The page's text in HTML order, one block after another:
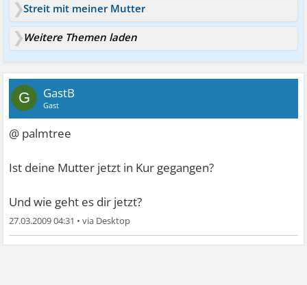
Streit mit meiner Mutter
Weitere Themen laden
G GastB
Gast
@ palmtree
Ist deine Mutter jetzt in Kur gegangen?
Und wie geht es dir jetzt?
27.03.2009 04:31 •